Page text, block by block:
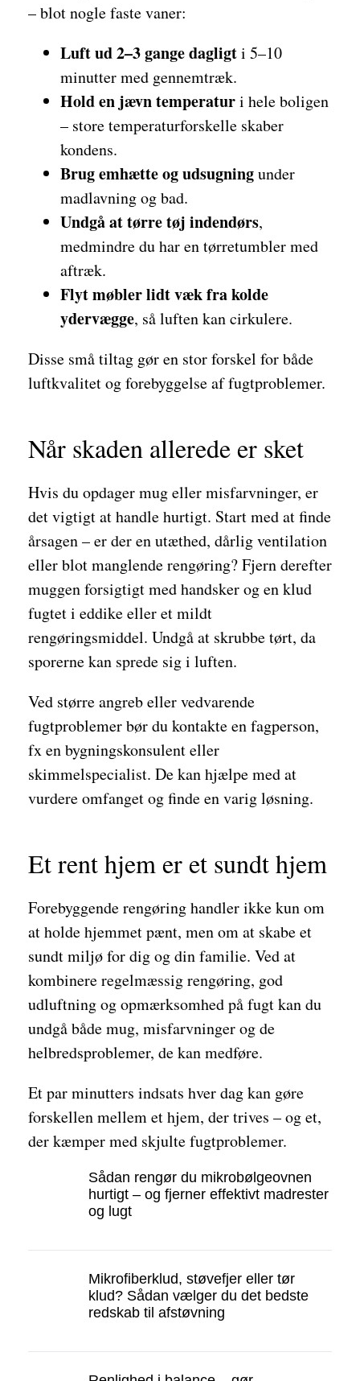
– blot nogle faste vaner:
Luft ud 2–3 gange dagligti 5–10
minutter med gennemtræk.
Hold en jævn temperaturi hele boligen
– store temperaturforskelle skaber
kondens.
Brug emhætte og udsugningunder
madlavning og bad.
Undgå at tørre tøj indendørs,
medmindre du har en tørretumbler med
aftræk.
Flyt møbler lidt væk fra kolde
ydervægge, så luften kan cirkulere.
Disse små tiltag gør en stor forskel for både
luftkvalitet og forebyggelse af fugtproblemer.
Når skaden allerede er sket
Hvis du opdager mug eller misfarvninger, er
det vigtigt at handle hurtigt. Start med at finde
årsagen – er der en utæthed, dårlig ventilation
eller blot manglende rengøring? Fjern derefter
muggen forsigtigt med handsker og en klud
fugtet i eddike eller et mildt
rengøringsmiddel. Undgå at skrubbe tørt, da
sporerne kan sprede sig i luften.
Ved større angreb eller vedvarende
fugtproblemer bør du kontakte en fagperson,
fx en bygningskonsulent eller
skimmelspecialist. De kan hjælpe med at
vurdere omfanget og finde en varig løsning.
Et rent hjem er et sundt hjem
Forebyggende rengøring handler ikke kun om
at holde hjemmet pænt, men om at skabe et
sundt miljø for dig og din familie. Ved at
kombinere regelmæssig rengøring, god
udluftning og opmærksomhed på fugt kan du
undgå både mug, misfarvninger og de
helbredsproblemer, de kan medføre.
Et par minutters indsats hver dag kan gøre
forskellen mellem et hjem, der trives – og et,
der kæmper med skjulte fugtproblemer.
Sådan rengør du mikrobølgeovnen
hurtigt – og fjerner effektivt madrester
og lugt
Mikrofiberklud, støvefjer eller tør
klud? Sådan vælger du det bedste
redskab til afstøvning